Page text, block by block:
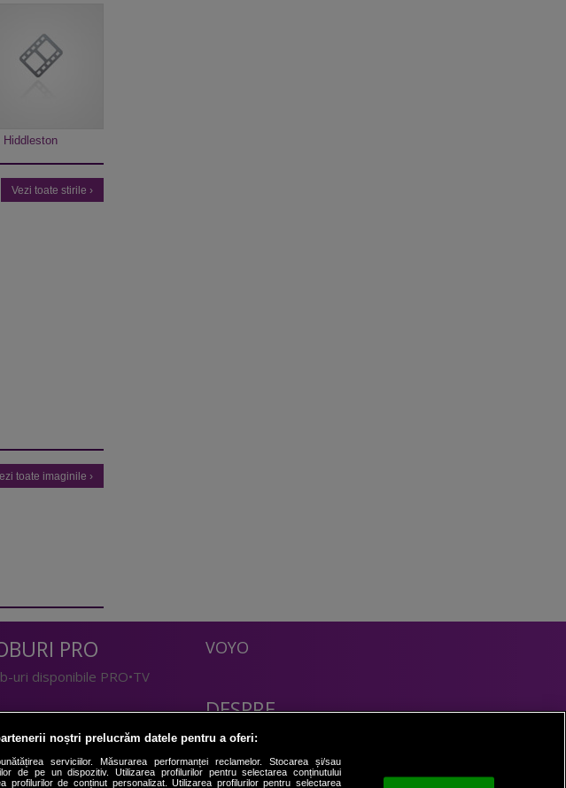
Hiddleston
Vezi toate stirile ›
toate imaginile ›
PRO
uri disponibile PRO•TV
de Bine
VOYO
DESPRE
Politica Confidentialitate
Contact
noștri prelucrăm datele pentru a oferi:
serviciilor. Măsurarea performanței reclamelor. Stocarea și/sau
de pe un dispozitiv. Utilizarea profilurilor pentru selectarea conținutului
profilurilor de conținut personalizat. Utilizarea profilurilor pentru selectarea